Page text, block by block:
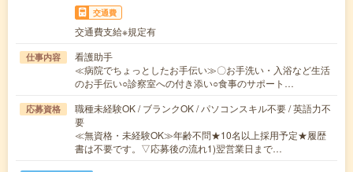
交通費
交通費支給※規定有
仕事内容
看護助手
≪病院でちょっとしたお手伝い≫〇お手洗い・入浴など生活
のお手伝い○診察室への付き添い○食事のサポート…
応募資格
職種未経験OK / ブランクOK / パソコンスキル不要 / 英語力不
要
≪無資格・未経験OK≫年齢不問★10名以上採用予定★履歴
書は不要です。▽応募後の流れ1)翌営業日まで…